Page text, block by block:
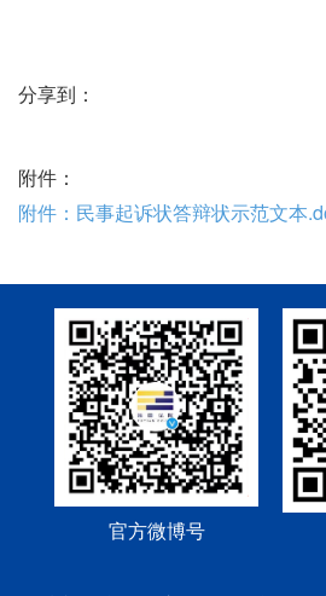
分享到：
附件：
附件：民事起诉状答辩状示范文本
官方微博号